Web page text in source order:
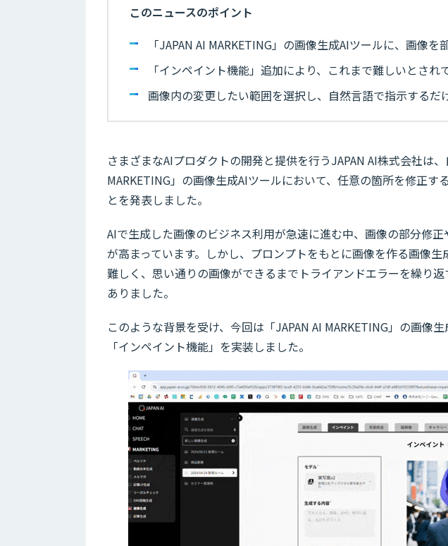
このニュースのポイント
「JAPAN AI MARKETING」の画像生成AIツールに、画像
「インペイント機能」追加により、これまで難しいとさ
画像内の変更したい範囲を選択し、自然言語で指示するだ
さまざまなAIプロダクトの開発と提供を行うJAPAN AI株式会社は
MARKETING」の画像生成AIツールにおいて、任意の箇所を修正す
とを発表しました。
AIで生成した画像のビジネス利用が急速に進む中、画像の部分修
が高まっています。しかし、プロンプトをもとに画像を作る画像
難しく、思い通りの画像ができるまでトライアンドエラーを繰り
ありました。
このような背景を受け、今回は「JAPAN AI MARKETING」の画像
「インペイント機能」を実装しました。